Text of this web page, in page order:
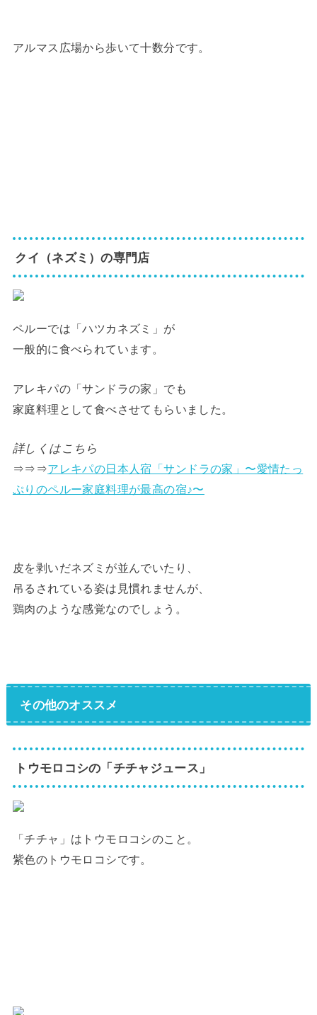
アルマス広場から歩いて十数分です。
クイ（ネズミ）の専門店
ペルーでは「ハツカネズミ」が
一般的に食べられています。
アレキパの「サンドラの家」でも
家庭料理として食べさせてもらいました。
詳しくはこちら
⇒⇒⇒アレキパの日本人宿「サンドラの家」〜愛情たっ
ぷりのペルー家庭料理が最高の宿♪〜
皮を剥いだネズミが並んでいたり、
吊るされている姿は見慣れませんが、
鶏肉のような感覚なのでしょう。
その他のオススメ
トウモロコシの「チチャジュース」
「チチャ」はトウモロコシのこと。
紫色のトウモロコシです。